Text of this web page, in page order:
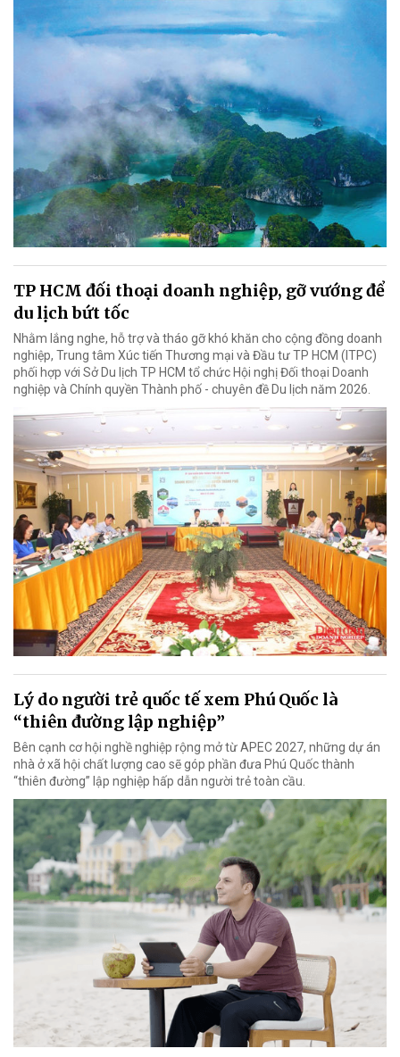
TP HCM đối thoại doanh nghiệp, gỡ vướng để
du lịch bứt tốc
Nhằm lắng nghe, hỗ trợ và tháo gỡ khó khăn cho cộng đồng doanh
nghiệp, Trung tâm Xúc tiến Thương mại và Đầu tư TP HCM (ITPC)
phối hợp với Sở Du lịch TP HCM tổ chức Hội nghị Đối thoại Doanh
nghiệp và Chính quyền Thành phố - chuyên đề Du lịch năm 2026.
Lý do người trẻ quốc tế xem Phú Quốc là
“thiên đường lập nghiệp”
Bên cạnh cơ hội nghề nghiệp rộng mở từ APEC 2027, những dự án
nhà ở xã hội chất lượng cao sẽ góp phần đưa Phú Quốc thành
“thiên đường” lập nghiệp hấp dẫn người trẻ toàn cầu.